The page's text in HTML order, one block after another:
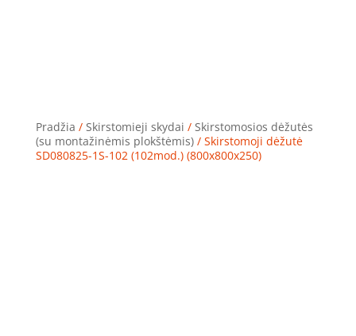
Pradžia / Skirstomieji skydai / Skirstomosios dėžutės
(su montažinėmis plokštėmis)/ Skirstomoji dėžutė
SD080825-1S-102 (102mod.) (800x800x250)